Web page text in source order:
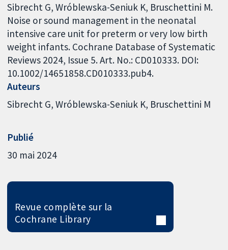
Sibrecht G, Wróblewska-Seniuk K, Bruschettini M.
Noise or sound management in the neonatal
intensive care unit for preterm or very low birth
weight infants. Cochrane Database of Systematic
Reviews 2024, Issue 5. Art. No.: CD010333. DOI:
10.1002/14651858.CD010333.pub4.
Auteurs
Sibrecht G Wróblewska-Seniuk K Bruschettini M
Publié
30 mai 2024
Revue complète sur la
Cochrane Library